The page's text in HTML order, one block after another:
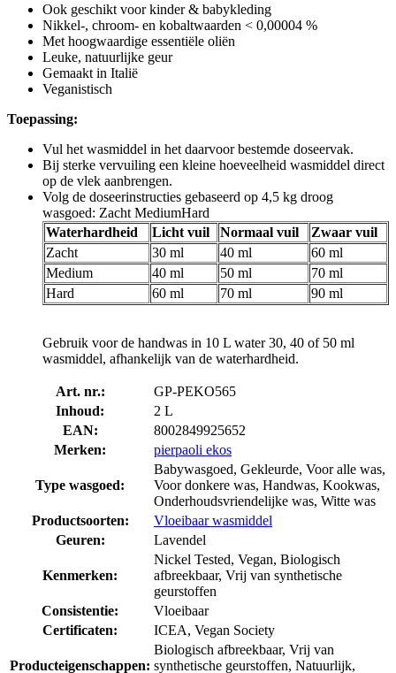
Ook geschikt voor kinder & babykleding
Nikkel-, chroom- en kobaltwaarden < 0,00004 %
Met hoogwaardige essentiële oliën
Leuke, natuurlijke geur
Gemaakt in Italië
Veganistisch
Toepassing:
Vul het wasmiddel in het daarvoor bestemde doseervak.
Bij sterke vervuiling een kleine hoeveelheid wasmiddel direct
op de vlek aanbrengen.
Volg de doseerinstructies gebaseerd op 4,5 kg droog
wasgoed: Zacht MediumHard
Waterhardheid
Licht vuil Normaal vuil
Zwaar vuil
Zacht
30 ml 40 ml
60 ml
Medium
40 ml 50 ml
70 ml
Hard
60 ml 70 ml 90 ml
Gebruik voor de handwas in 10 L water 30, 40 of 50 ml
wasmiddel, afhankelijk van de waterhardheid.
Art. nr.:
GP-PEKO565
Inhoud:
2 L
EAN:
8002849925652
Merken:
pierpaoli ekos
Type wasgoed:
Babywasgoed, Gekleurde, Voor alle was,
Voor donkere was, Handwas, Kookwas,
Onderhoudsvriendelijke was, Witte was
Productsoorten:
Vloeibaar wasmiddel
Geuren:
Lavendel
Kenmerken:
Nickel Tested, Vegan, Biologisch
afbreekbaar, Vrij van synthetische
geurstoffen
Consistentie:
Vloeibaar
Certificaten:
ICEA, Vegan Society
Producteigenschappen:
Biologisch afbreekbaar, Vrij van
synthetische geurstoffen, Natuurlijk,